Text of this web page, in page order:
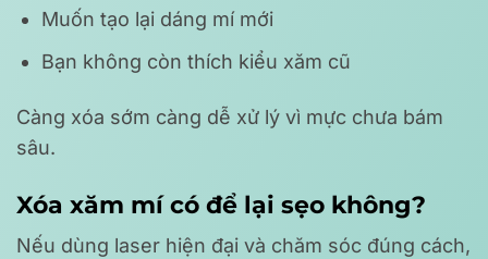
Muốn tạo lại dáng mí mới
Bạn không còn thích kiểu xăm cũ
Càng xóa sớm càng dễ xử lý vì mực chưa bám
sâu.
Xóa xăm mí có để lại sẹo không?
Nếu dùng laser hiện đại và chăm sóc đúng cách,